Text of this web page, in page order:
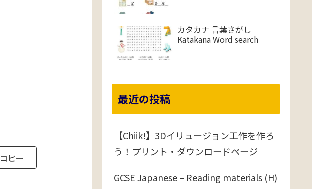
コピー
カタカナ 言葉さがし
Katakana Word search
最近の投稿
【Chiik!】3Dイリュージョン工作を作ろ
う！プリント・ダウンロードページ
GCSE Japanese – Reading materials (H)